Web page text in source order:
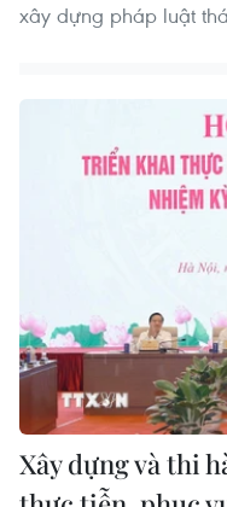
xây dựng pháp luật
Xây dựng và thi